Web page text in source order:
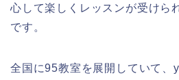
心して楽しくレッスンが受けら
です。
全国に95教室を展開していて、